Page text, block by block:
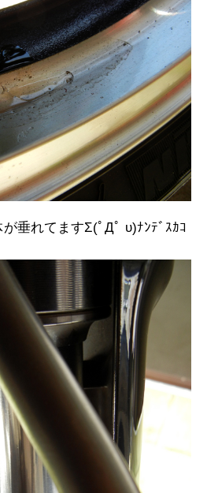
垂れてますΣ(ﾟДﾟ υ)ﾅﾝﾃﾞｽｶｺ